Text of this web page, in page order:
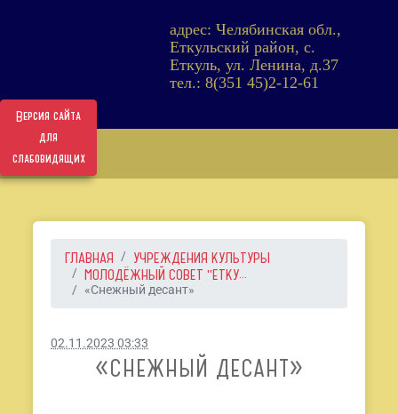
Версия сайта
для
слабовидящих
адрес: Челябинская обл.,
Еткульский район, с.
Еткуль, ул. Ленина, д.37
тел.: 8(351 45)2-12-61
ГЛАВНАЯ
УЧРЕЖДЕНИЯ КУЛЬТУРЫ
МОЛОДЁЖНЫЙ СОВЕТ "ЕТКУ...
«Снежный десант»
02.11.2023 03:33
«СНЕЖНЫЙ ДЕСАНТ»